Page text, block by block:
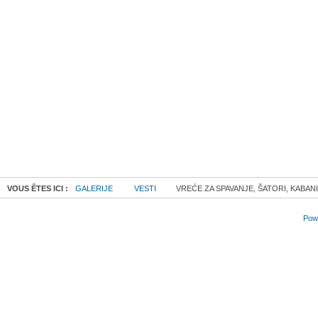
VOUS ÊTES ICI : GALERIJE VESTI VREĆE ZA SPAVANJE, ŠATORI,